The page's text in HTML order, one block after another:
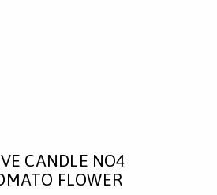
CANDLE NO4
FLOWER